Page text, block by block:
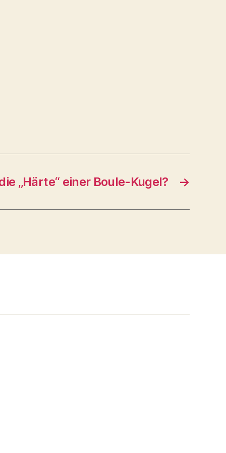
→
„Härte“ einer Boule-Kugel?